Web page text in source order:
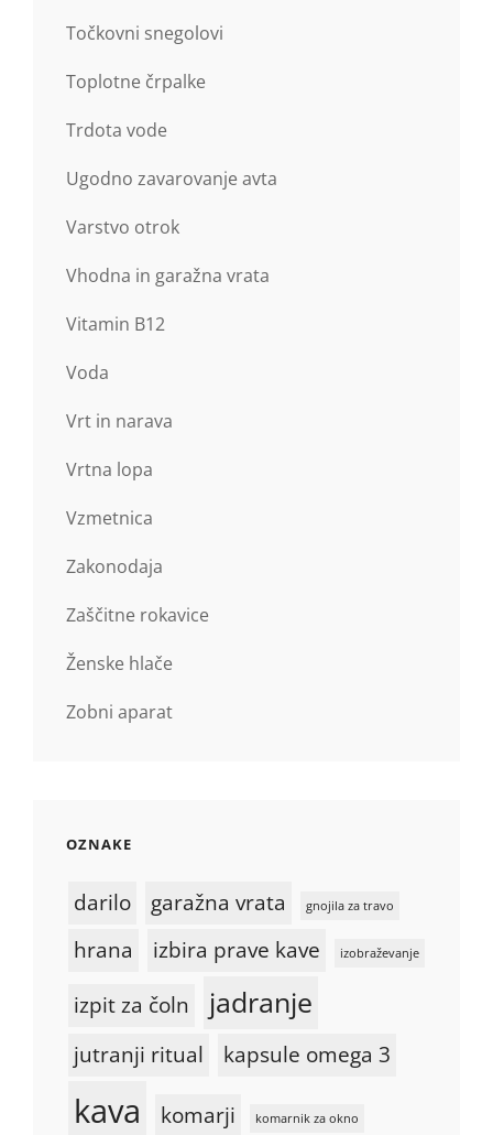
Točkovni snegolovi
Toplotne črpalke
Trdota vode
Ugodno zavarovanje avta
Varstvo otrok
Vhodna in garažna vrata
Vitamin B12
Voda
Vrt in narava
Vrtna lopa
Vzmetnica
Zakonodaja
Zaščitne rokavice
Ženske hlače
Zobni aparat
OZNAKE
darilo garažna vrata gnojila za travo
hrana izbira prave kave izobraževanje
izpit za čoln jadranje
jutranji ritual kapsule omega 3
kava komarji komarnik za okno